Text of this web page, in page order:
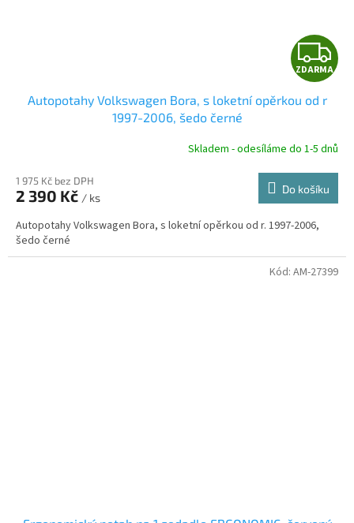
Z
D
R
ZDARMA
Autopotahy Volkswagen Bora, s loketní opěrkou od r
1997-2006, šedo černé
Skladem - odesíláme do 1-5 dnů
1 975 Kč bez DPH
2 390 Kč / ks
Do košíku
Autopotahy Volkswagen Bora, s loketní opěrkou od r. 1997-2006,
šedo černé
Kód: AM-27399